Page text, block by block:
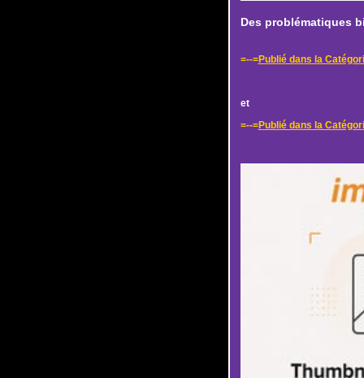
Des problématiques
=--=Publié dans la
et
=--=Publié dans la